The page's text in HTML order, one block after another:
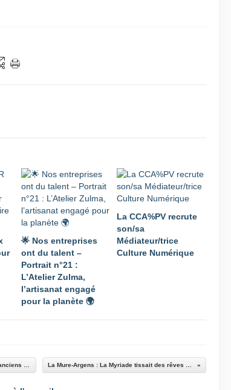
🌟 Nos entreprises
ont du talent –
Portrait n°21 :
L’Atelier Zulma,
l’artisanat engagé
pour la planète 🌍
La CCA%PV recrute
son/sa
Médiateur/trice
Culture Numérique